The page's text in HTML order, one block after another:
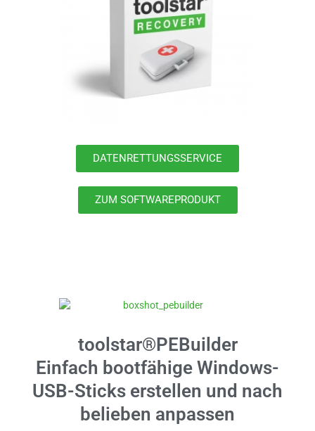
DATENRETTUNGSSERVICE
ZUM SOFTWAREPRODUKT
toolstar®PEBuilder
Einfach bootfähige Windows-
USB-Sticks erstellen und nach
belieben anpassen